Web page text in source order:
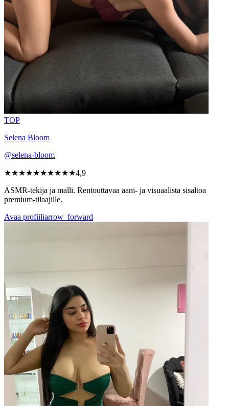
TOP
Selena Bloom
@selena-bloom
★★★★★★★★★★4,9
ASMR-tekija ja malli. Rentouttavaa aani- ja visuaalista sisaltoa
premium-tilaajille.
Avaa profiiliarrow_forward